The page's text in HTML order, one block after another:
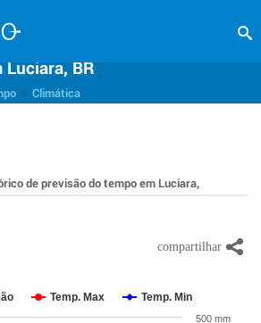
BR
Climática
de previsão do tempo em Luciara,
Temp. Max Temp. Min
500 mm